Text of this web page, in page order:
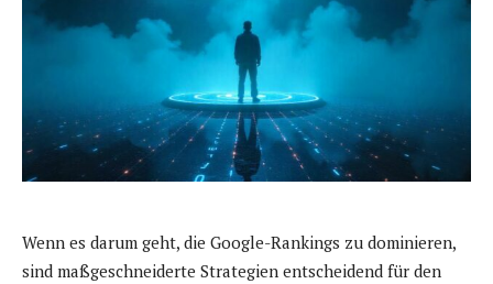
Wenn es darum geht, die Google-Rankings zu dominieren,
sind maßgeschneiderte Strategien entscheidend für den